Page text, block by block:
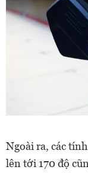
Ngoài ra, các
lên tới 170 độ